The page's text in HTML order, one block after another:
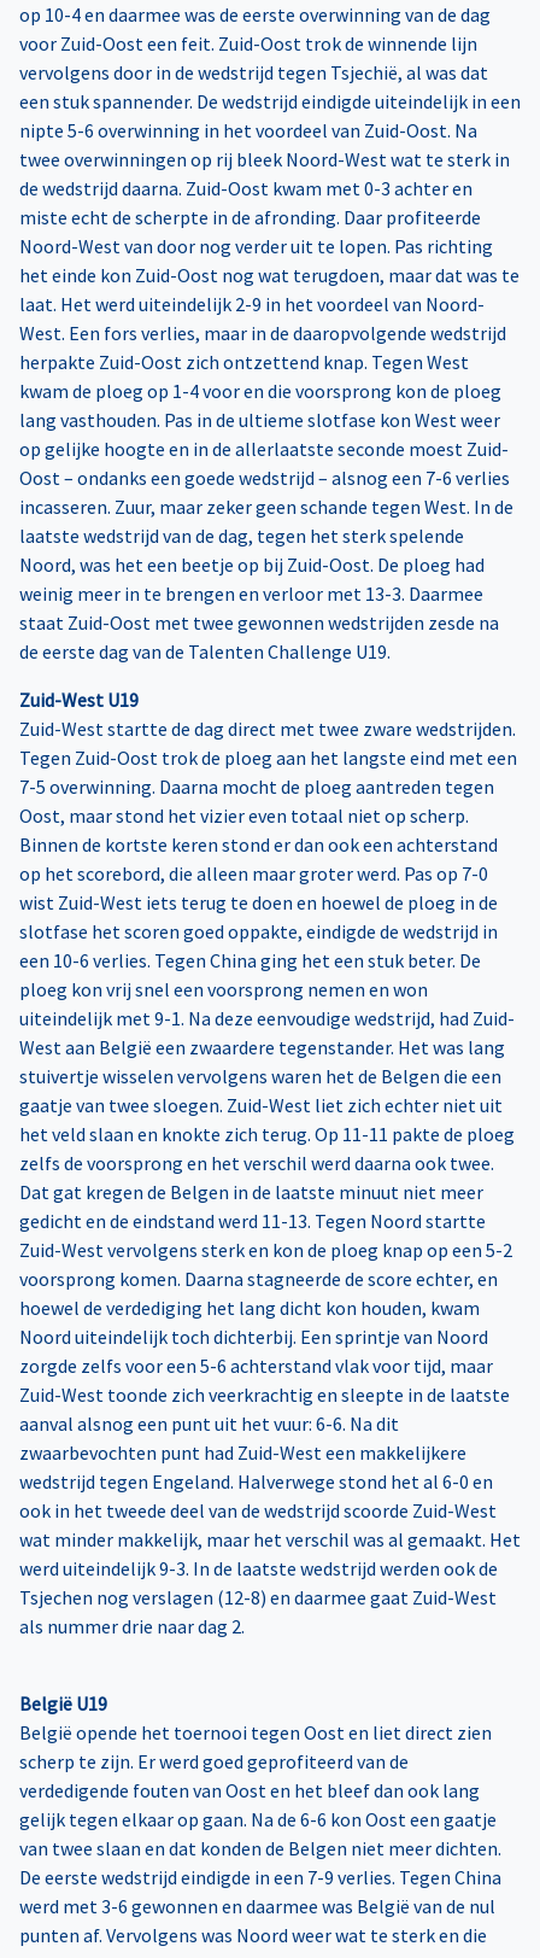
op 10-4 en daarmee was de eerste overwinning van de dag
voor Zuid-Oost een feit. Zuid-Oost trok de winnende lijn
vervolgens door in de wedstrijd tegen Tsjechië, al was dat
een stuk spannender. De wedstrijd eindigde uiteindelijk in een
nipte 5-6 overwinning in het voordeel van Zuid-Oost. Na
twee overwinningen op rij bleek Noord-West wat te sterk in
de wedstrijd daarna. Zuid-Oost kwam met 0-3 achter en
miste echt de scherpte in de afronding. Daar profiteerde
Noord-West van door nog verder uit te lopen. Pas richting
het einde kon Zuid-Oost nog wat terugdoen, maar dat was te
laat. Het werd uiteindelijk 2-9 in het voordeel van Noord-
West. Een fors verlies, maar in de daaropvolgende wedstrijd
herpakte Zuid-Oost zich ontzettend knap. Tegen West
kwam de ploeg op 1-4 voor en die voorsprong kon de ploeg
lang vasthouden. Pas in de ultieme slotfase kon West weer
op gelijke hoogte en in de allerlaatste seconde moest Zuid-
Oost – ondanks een goede wedstrijd – alsnog een 7-6 verlies
incasseren. Zuur, maar zeker geen schande tegen West. In de
laatste wedstrijd van de dag, tegen het sterk spelende
Noord, was het een beetje op bij Zuid-Oost. De ploeg had
weinig meer in te brengen en verloor met 13-3. Daarmee
staat Zuid-Oost met twee gewonnen wedstrijden zesde na
de eerste dag van de Talenten Challenge U19.
Zuid-West U19
Zuid-West startte de dag direct met twee zware wedstrijden.
Tegen Zuid-Oost trok de ploeg aan het langste eind met een
7-5 overwinning. Daarna mocht de ploeg aantreden tegen
Oost, maar stond het vizier even totaal niet op scherp.
Binnen de kortste keren stond er dan ook een achterstand
op het scorebord, die alleen maar groter werd. Pas op 7-0
wist Zuid-West iets terug te doen en hoewel de ploeg in de
slotfase het scoren goed oppakte, eindigde de wedstrijd in
een 10-6 verlies. Tegen China ging het een stuk beter. De
ploeg kon vrij snel een voorsprong nemen en won
uiteindelijk met 9-1. Na deze eenvoudige wedstrijd, had Zuid-
West aan België een zwaardere tegenstander. Het was lang
stuivertje wisselen vervolgens waren het de Belgen die een
gaatje van twee sloegen. Zuid-West liet zich echter niet uit
het veld slaan en knokte zich terug. Op 11-11 pakte de ploeg
zelfs de voorsprong en het verschil werd daarna ook twee.
Dat gat kregen de Belgen in de laatste minuut niet meer
gedicht en de eindstand werd 11-13. Tegen Noord startte
Zuid-West vervolgens sterk en kon de ploeg knap op een 5-2
voorsprong komen. Daarna stagneerde de score echter, en
hoewel de verdediging het lang dicht kon houden, kwam
Noord uiteindelijk toch dichterbij. Een sprintje van Noord
zorgde zelfs voor een 5-6 achterstand vlak voor tijd, maar
Zuid-West toonde zich veerkrachtig en sleepte in de laatste
aanval alsnog een punt uit het vuur: 6-6. Na dit
zwaarbevochten punt had Zuid-West een makkelijkere
wedstrijd tegen Engeland. Halverwege stond het al 6-0 en
ook in het tweede deel van de wedstrijd scoorde Zuid-West
wat minder makkelijk, maar het verschil was al gemaakt. Het
werd uiteindelijk 9-3. In de laatste wedstrijd werden ook de
Tsjechen nog verslagen (12-8) en daarmee gaat Zuid-West
als nummer drie naar dag 2.
België U19
België opende het toernooi tegen Oost en liet direct zien
scherp te zijn. Er werd goed geprofiteerd van de
verdedigende fouten van Oost en het bleef dan ook lang
gelijk tegen elkaar op gaan. Na de 6-6 kon Oost een gaatje
van twee slaan en dat konden de Belgen niet meer dichten.
De eerste wedstrijd eindigde in een 7-9 verlies. Tegen China
werd met 3-6 gewonnen en daarmee was België van de nul
punten af. Vervolgens was Noord weer wat te sterk en die